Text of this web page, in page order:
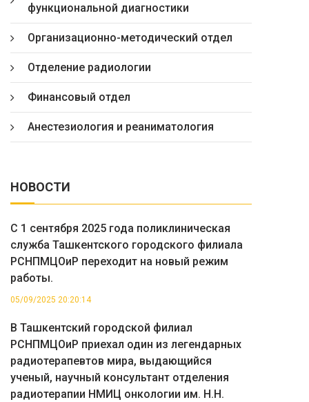
функциональной диагностики
Организационно-методический отдел
Отделение радиологии
Финансовый отдел
Анестезиология и реаниматология
НОВОСТИ
С 1 сентября 2025 года поликлиническая
служба Ташкентского городского филиала
РСНПМЦОиР переходит на новый режим
работы.
05/09/2025 20:20:14
В Ташкентский городской филиал
РСНПМЦОиР приехал один из легендарных
радиотерапевтов мира, выдающийся
ученый, научный консультант отделения
радиотерапии НМИЦ онкологии им. Н.Н.